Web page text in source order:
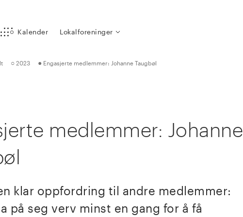
Kalender Lokalforeninger
○ 2023 ● Engasjerte medlemmer: Johanne Taugbøl
medlemmer: Johanne
klar oppfordring til andre medlemmer:
på seg verv minst en gang for å få